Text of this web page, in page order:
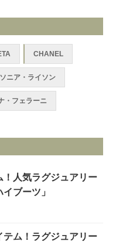
CHANEL
ソニア・ライソン
・フェラーニ
！人気ラグジュアリー
ブーツ」
テム！ラグジュアリー